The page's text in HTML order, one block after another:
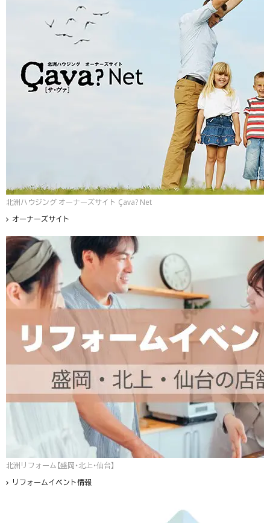
北洲ハウジング オーナーズサイト Çava? Net
オーナーズサイト
北洲リフォーム【盛岡・北上・仙台】
リフォームイベント情報